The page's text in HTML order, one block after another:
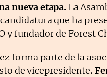
nueva etapa. La
que ha
y fundador de Forest
forma parte de la
de vicepresidente.